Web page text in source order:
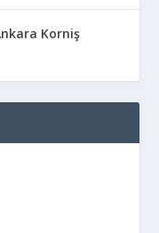
Korniş